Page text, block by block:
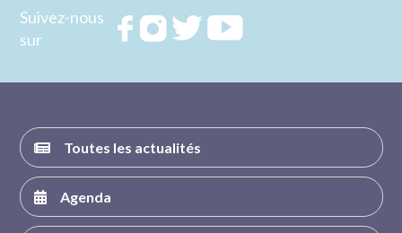
Suivez-nous
sur
Rejoignez
RejoignezRejoignez
Toutes les actualités
Agenda